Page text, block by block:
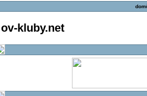
ov-kluby.net